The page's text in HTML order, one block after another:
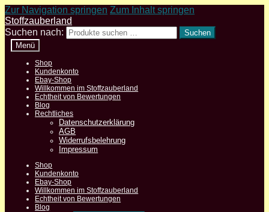
Zur Navigation springen Zum Inhalt springen
Stoffzauberland
Suchen nach:
Suchen
Menü
Shop
Kundenkonto
Ebay-Shop
Willkommen im Stoffzauberland
Echtheit von Bewertungen
Blog
Rechtliches
Datenschutzerklärung
AGB
Widerrufsbelehrung
Impressum
Shop
Kundenkonto
Ebay-Shop
Willkommen im Stoffzauberland
Echtheit von Bewertungen
Blog